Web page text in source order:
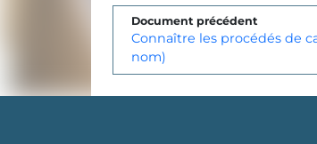
Document précédent
Connaître les procédés de
nom)